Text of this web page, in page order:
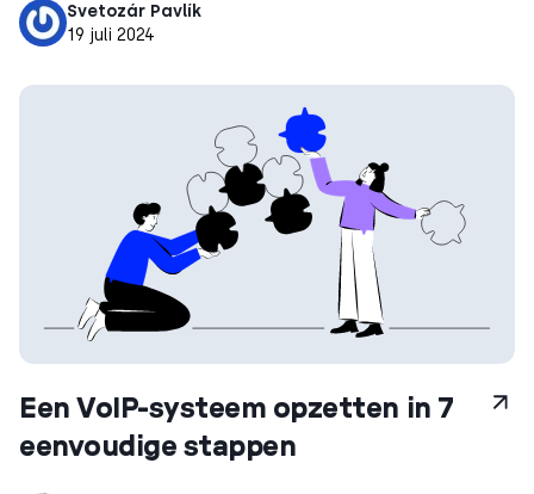
Svetozár Pavlík
19 juli 2024
Een VoIP-systeem opzetten in 7
eenvoudige stappen